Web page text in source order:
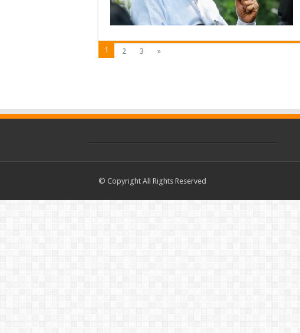
1 2 3 »
© Copyright All Rights Reserved